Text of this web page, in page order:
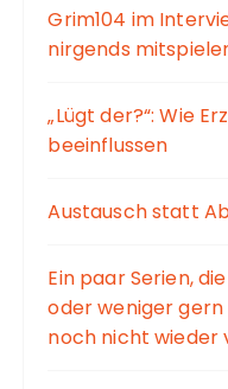
Grim104 im
nirgends
„Lügt der?“: Wie
beeinflussen
Austausch statt
Ein paar Serien,
oder weniger
noch nicht wieder